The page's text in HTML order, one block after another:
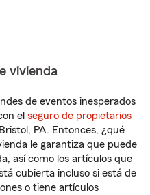
vivienda
de eventos inesperados
el seguro de propietarios
PA. Entonces, ¿qué
le garantiza que puede
así como los artículos que
cubierta incluso si está de
o tiene artículos